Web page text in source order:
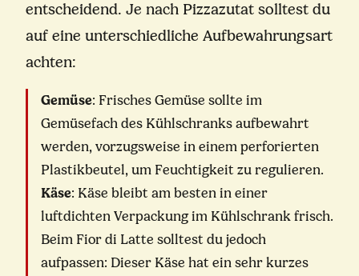
entscheidend. Je nach Pizzazutat solltest du
auf eine unterschiedliche Aufbewahrungsart
achten:
Gemüse: Frisches Gemüse sollte im
Gemüsefach des Kühlschranks aufbewahrt
werden, vorzugsweise in einem perforierten
Plastikbeutel, um Feuchtigkeit zu regulieren.
Käse: Käse bleibt am besten in einer
luftdichten Verpackung im Kühlschrank frisch.
Beim Fior di Latte solltest du jedoch
aufpassen: Dieser Käse hat ein sehr kurzes